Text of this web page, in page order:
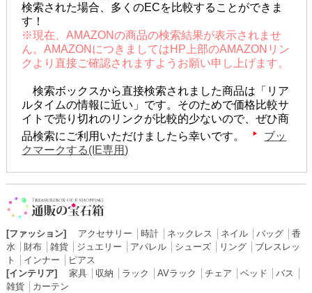
検索された場合、多くのECを比較することができま
す！
※現在、AMAZONの商品の検索結果が表示されませ
ん。AMAZONにつきましてはHP上部のAMAZONリン
クより直接ご確認されますようお願い申し上げます。
検索ボックスから直接検索されました商品は「リア
ルタイムの情報に近い」です。そのためで価格比較サ
イトで売り切れのリンクが比較的少ないので、ぜひ商
品検索にご利用いただけましたら幸いです。
ブッ
クマークする(IE専用)
[ファッション] アクセサリー 時計│ ネックレス ネイル│ バッグ│ 香
水
財布│ 雑貨│ ジュエリー アパレル│ シューズ│ リング│ ブレスレッ
ト
インナー
ピアス
[インテリア]
家具│ 収納 ラック AVラック チェア ベッド バス
雑貨│ カーテン